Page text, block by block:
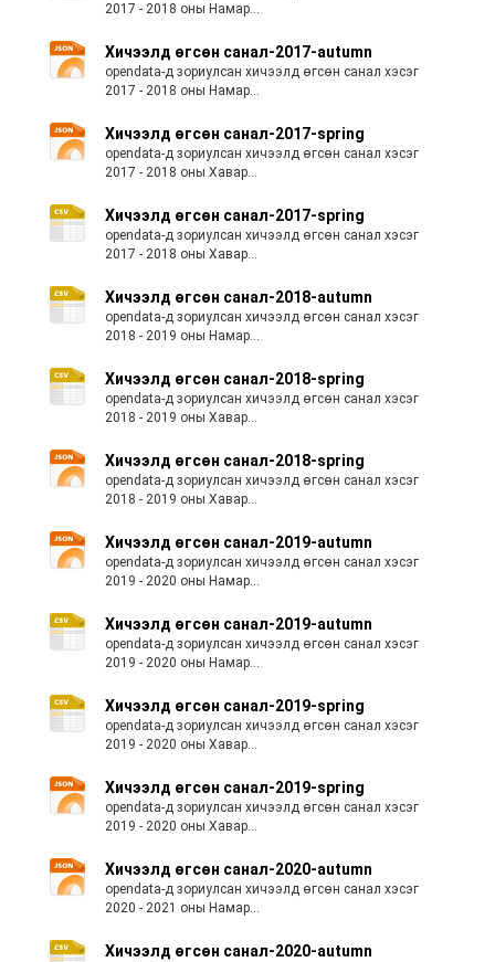
2017 - 2018 оны Намар...
Хичээлд өгсөн санал-2017-autumn
opendata-д зориулсан хичээлд өгсөн санал хэсэг
2017 - 2018 оны Намар...
Хичээлд өгсөн санал-2017-spring
opendata-д зориулсан хичээлд өгсөн санал хэсэг
2017 - 2018 оны Хавар...
Хичээлд өгсөн санал-2017-spring
opendata-д зориулсан хичээлд өгсөн санал хэсэг
2017 - 2018 оны Хавар...
Хичээлд өгсөн санал-2018-autumn
opendata-д зориулсан хичээлд өгсөн санал хэсэг
2018 - 2019 оны Намар...
Хичээлд өгсөн санал-2018-spring
opendata-д зориулсан хичээлд өгсөн санал хэсэг
2018 - 2019 оны Хавар...
Хичээлд өгсөн санал-2018-spring
opendata-д зориулсан хичээлд өгсөн санал хэсэг
2018 - 2019 оны Хавар...
Хичээлд өгсөн санал-2019-autumn
opendata-д зориулсан хичээлд өгсөн санал хэсэг
2019 - 2020 оны Намар...
Хичээлд өгсөн санал-2019-autumn
opendata-д зориулсан хичээлд өгсөн санал хэсэг
2019 - 2020 оны Намар...
Хичээлд өгсөн санал-2019-spring
opendata-д зориулсан хичээлд өгсөн санал хэсэг
2019 - 2020 оны Хавар...
Хичээлд өгсөн санал-2019-spring
opendata-д зориулсан хичээлд өгсөн санал хэсэг
2019 - 2020 оны Хавар...
Хичээлд өгсөн санал-2020-autumn
opendata-д зориулсан хичээлд өгсөн санал хэсэг
2020 - 2021 оны Намар...
Хичээлд өгсөн санал-2020-autumn